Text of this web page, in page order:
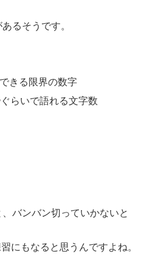
るそうです。
きる限界の数字
らいで語れる文字数
バンバン切っていかないと
にもなると思うんですよね。